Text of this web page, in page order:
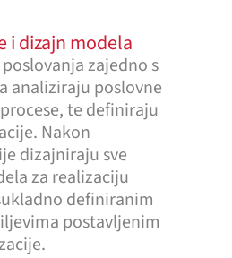
i dizajn modela
zajedno s
analiziraju poslovne
te definiraju
Nakon
dizajniraju sve
za realizaciju
definiranim
postavljenim